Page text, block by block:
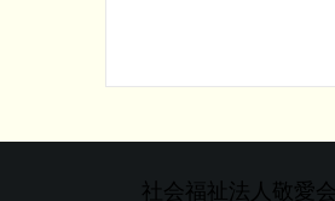
社会福祉法人敬愛会